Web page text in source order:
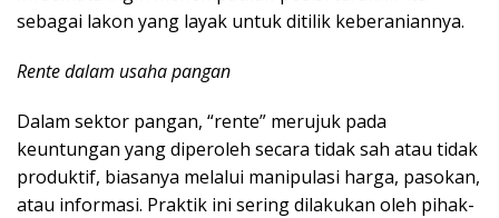
sebagai lakon yang layak untuk ditilik keberaniannya.
Rente dalam usaha pangan
Dalam sektor pangan, “rente” merujuk pada
keuntungan yang diperoleh secara tidak sah atau tidak
produktif, biasanya melalui manipulasi harga, pasokan,
atau informasi. Praktik ini sering dilakukan oleh pihak-